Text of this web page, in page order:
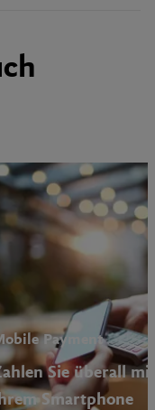
Payment
Sie überall mit
Smartphone